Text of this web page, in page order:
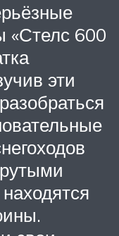
«Стелс 600
эти